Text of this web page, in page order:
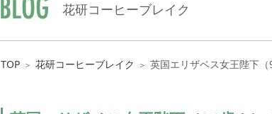
花研コーヒーブレイク
TOP ＞ 花研コーヒーブレイク ＞ 英国エリザベス女王陛下